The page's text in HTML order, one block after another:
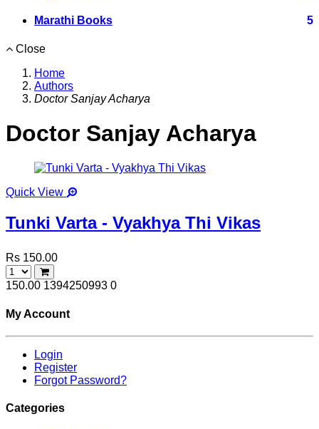
Marathi Books 5
Close
Home
Authors
Doctor Sanjay Acharya
Doctor Sanjay Acharya
Quick View
Tunki Varta - Vyakhya Thi Vikas
Rs 150.00
150.00 1394250993 0
My Account
Login
Register
Forgot Password?
Categories